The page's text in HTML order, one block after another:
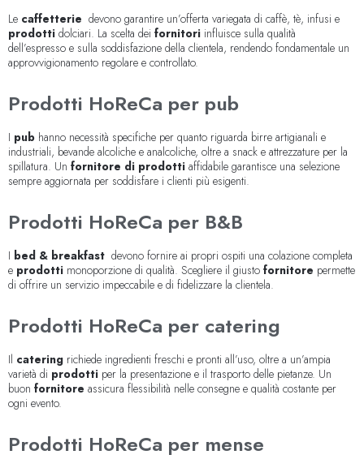
Le caffetterie devono garantire un’offerta variegata di caffè, tè, infusi e
prodotti dolciari. La scelta dei fornitori influisce sulla qualità
dell’espresso e sulla soddisfazione della clientela, rendendo fondamentale un
approvvigionamento regolare e controllato.
Prodotti HoReCa per pub
I pub hanno necessità specifiche per quanto riguarda birre artigianali e
industriali, bevande alcoliche e analcoliche, oltre a snack e attrezzature per la
spillatura. Un fornitore di prodotti affidabile garantisce una selezione
sempre aggiornata per soddisfare i clienti più esigenti.
Prodotti HoReCa per B&B
I bed & breakfast devono fornire ai propri ospiti una colazione completa
e prodotti monoporzione di qualità. Scegliere il giusto fornitore permette
di offrire un servizio impeccabile e di fidelizzare la clientela.
Prodotti HoReCa per catering
Il catering richiede ingredienti freschi e pronti all’uso, oltre a un’ampia
varietà di prodotti per la presentazione e il trasporto delle pietanze. Un
buon fornitore assicura flessibilità nelle consegne e qualità costante per
ogni evento.
Prodotti HoReCa per mense